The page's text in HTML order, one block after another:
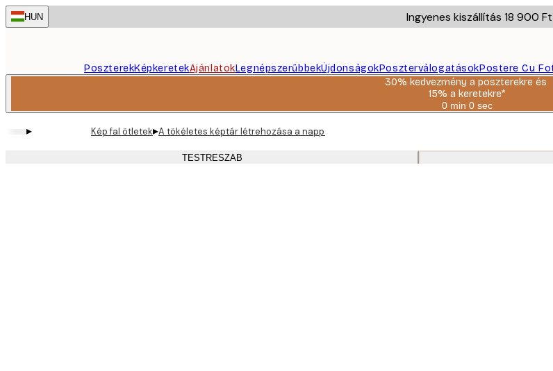
Skip
to
HUN Ingyenes kiszállítás 18 900
PoszterekKépkeretekAjánlatokLegnépszerűbbekÚjdonságokPoszterválogatásokPostere Cu
30% kedvezmény a poszterekre és
15% a keretekre*
0 min 0 sec
Érvényes:
▸ Kép fal ötletek▸A tökéletes képtár létrehozása a nappaliban: Meleg színpaletta tölgy keretekkel
TESTRESZAB